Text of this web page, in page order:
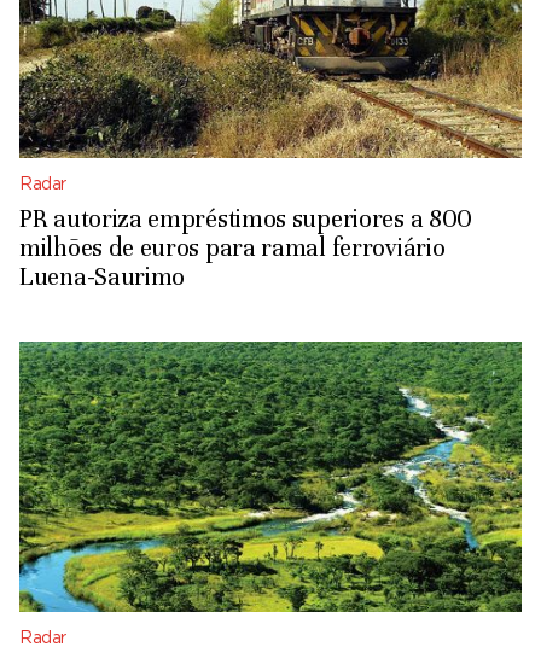
Radar
PR autoriza empréstimos superiores a 800
milhões de euros para ramal ferroviário
Luena-Saurimo
Radar